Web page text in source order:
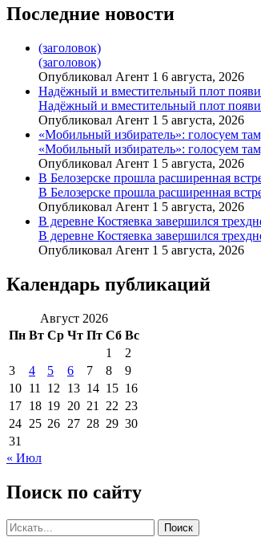
Последние новости
(заголовок)
(заголовок)
Опубликовал Агент 1 6 августа, 2026
Надёжный и вместительный плот
Надёжный и вместительный плот
Опубликовал Агент 1 5 августа, 2026
«Мобильный избиратель»: голосуем
«Мобильный избиратель»: голосуем
Опубликовал Агент 1 5 августа, 2026
В Белозерске прошла расширенная
В Белозерске прошла расширенная
Опубликовал Агент 1 5 августа, 2026
В деревне Костяевка завершился
В деревне Костяевка завершился
Опубликовал Агент 1 5 августа, 2026
Календарь публикаций
Август 2026
Пн Вт Ср Чт Пт Сб Вс
1
2
3
4 5 6 7 8
9
10 11 12 13 14 15 16
17 18 19 20 21 22 23
24 25 26 27 28 29 30
31
« Июл
Поиск по сайту